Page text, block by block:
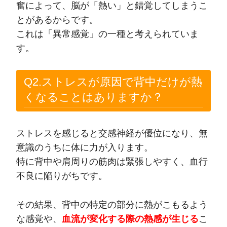
奮によって、脳が「熱い」と錯覚してしまうこ
とがあるからです。
これは「異常感覚」の一種と考えられていま
す。
Q2.ストレスが原因で背中だけが熱
くなることはありますか？
ストレスを感じると交感神経が優位になり、無
意識のうちに体に力が入ります。
特に背中や肩周りの筋肉は緊張しやすく、血行
不良に陥りがちです。
その結果、背中の特定の部分に熱がこもるよう
な感覚や、 血流が変化する際の熱感が生じるこ